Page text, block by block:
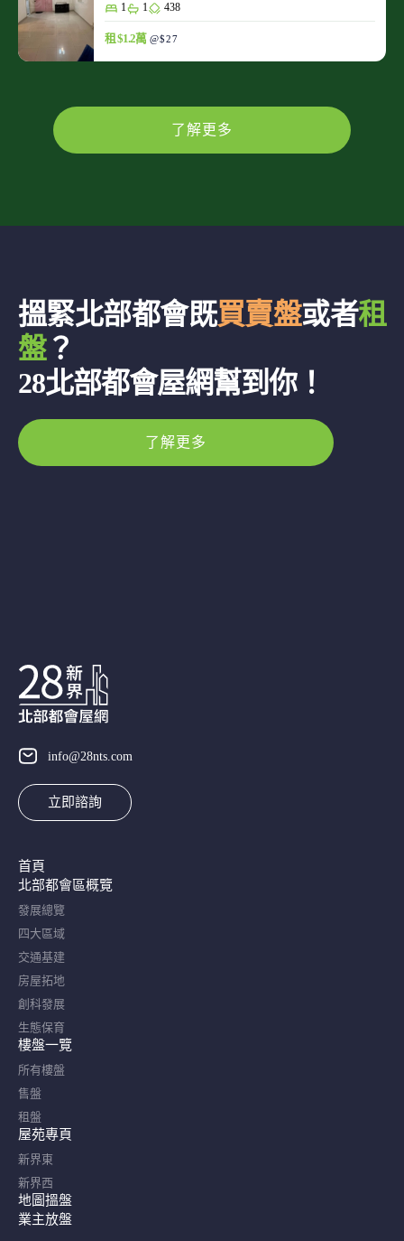
1 1 438
租 $1.2萬 @$27
了解更多
搵緊北部都會既買賣盤或者租
盤？
28北部都會屋網幫到你！
了解更多
info@28nts.com
立即諮詢
首頁
北部都會區概覽​
發展總覽
四大區域
交通基建
房屋拓地
創科發展
生態保育
樓盤一覽
所有樓盤
售盤
租盤
屋苑專頁
新界東
新界西
地圖搵盤
業主放盤